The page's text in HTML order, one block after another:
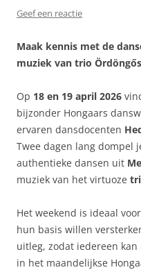
Geef een reactie
Maak kennis met de
muziek van trio Ördöngős
Op 18 en 19 april 2026
bijzonder Hongaars
ervaren dansdocenten
Twee dagen lang dompel
authentieke dansen uit
muziek van het virtuoze
Het weekend is ideaal
hun basis willen
uitleg, zodat iedereen
in het maandelijkse